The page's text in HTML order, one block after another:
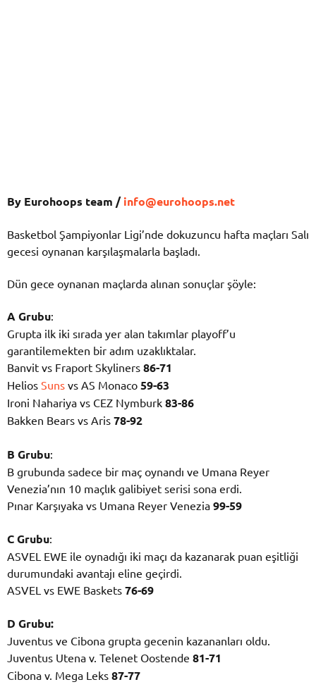
By Eurohoops team /info@eurohoops.net
Basketbol Şampiyonlar Ligi’nde dokuzuncu hafta maçları Salı
gecesi oynanan karşılaşmalarla başladı.
Dün gece oynanan maçlarda alınan sonuçlar şöyle:
A Grubu:
Grupta ilk iki sırada yer alan takımlar playoff’u
garantilemekten bir adım uzaklıktalar.
Banvit vs Fraport Skyliners 86-71
Helios Suns vs AS Monaco 59-63
Ironi Nahariya vs CEZ Nymburk 83-86
Bakken Bears vs Aris 78-92
B Grubu:
B grubunda sadece bir maç oynandı ve Umana Reyer
Venezia’nın 10 maçlık galibiyet serisi sona erdi.
Pınar Karşıyaka vs Umana Reyer Venezia 99-59
C Grubu:
ASVEL EWE ile oynadığı iki maçı da kazanarak puan eşitliği
durumundaki avantajı eline geçirdi.
ASVEL vs EWE Baskets 76-69
D Grubu:
Juventus ve Cibona grupta gecenin kazananları oldu.
Juventus Utena v. Telenet Oostende 81-71
Cibona v. Mega Leks 87-77